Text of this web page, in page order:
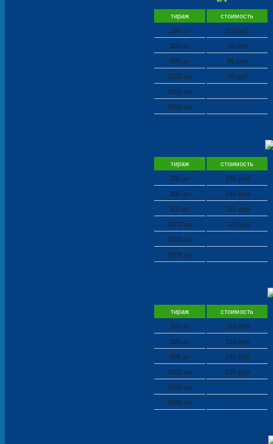
тираж
стоимость
100 шт
110 руб
300 шт 95 руб
500 шт 85 руб
1000 шт 70 руб
3000 шт -
5000 шт -
тираж
стоимость
100 шт
160 руб
300 шт 145 руб
500 шт 135 руб
1000 шт 120 руб
3000 шт -
5000 шт -
тираж
стоимость
100 шт
165 руб
300 шт 150 руб
500 шт 140 руб
1000 шт 125 руб
3000 шт -
5000 шт -